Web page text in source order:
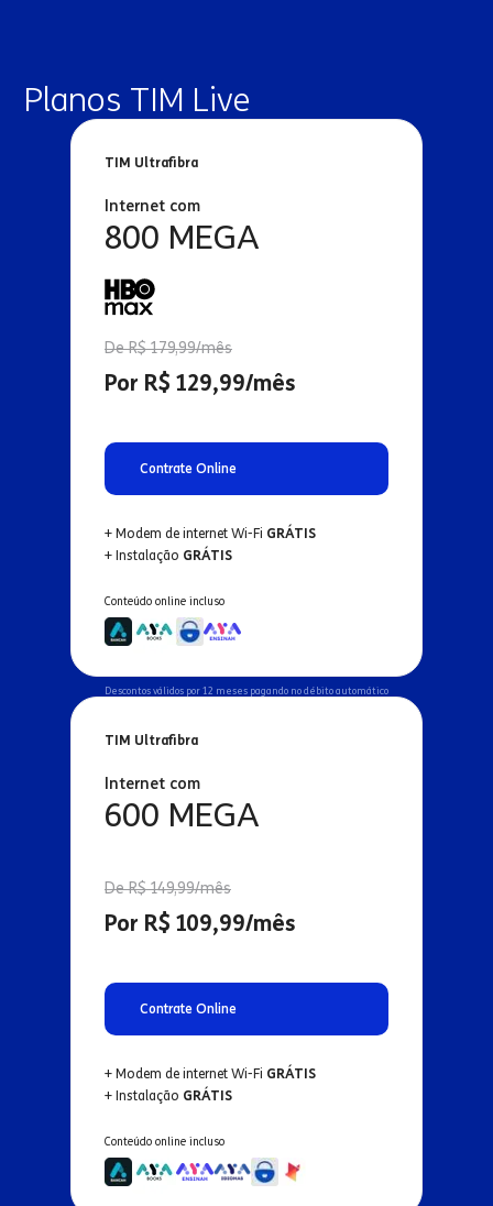
Planos TIM Live
TIM Ultrafibra
Internet com
800 MEGA
De R$ 179,99/mês
Por R$ 129,99/mês
Contrate Online
+ Modem de internet Wi-Fi GRÁTIS
+ Instalação GRÁTIS
Conteúdo online incluso
Descontos válidos por 12 meses pagando no débito automático
TIM Ultrafibra
Internet com
600 MEGA
De R$ 149,99/mês
Por R$ 109,99/mês
Contrate Online
+ Modem de internet Wi-Fi GRÁTIS
+ Instalação GRÁTIS
Conteúdo online incluso